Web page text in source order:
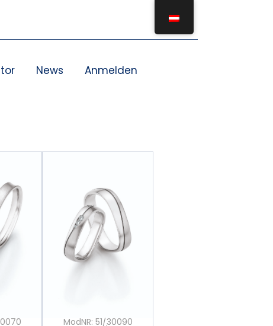
News Anmelden
ModNR: 51/30090